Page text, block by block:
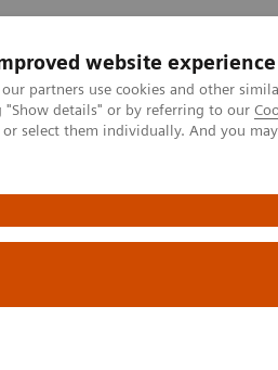
website experience
partners use cookies and other
"Show details" or by referring to our
select them individually. And you
Especialidades Clínicas
de Siemens